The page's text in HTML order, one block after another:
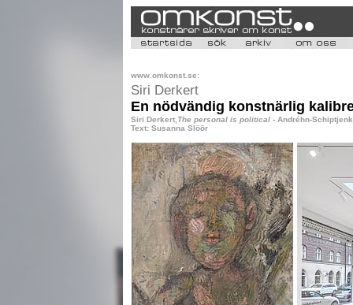
www.omkonst.se:
Siri Derkert
En nödvändig konstnärlig
Siri Derkert, The personal is political- Andréhn-
Text: Susanna Slöör